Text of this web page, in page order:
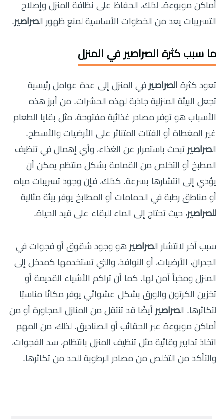
أماكن موبوءة. لذلك، الحفاظ على نظافة المنزل وإصلاح
التسريبات يعد من الخطوات الأساسية لمنع ظهور الصراصير.
ما سبب كثرة الصراصير في المنزل
تعود كثرة الصراصير في المنزل إلى عدة عوامل رئيسية
تجعل البيئة المنزلية جاذبة لهذه الحشرات. من أبرز هذه
الأسباب هو توفر مصادر غذائية مفتوحة، مثل بقايا الطعام
غير المغطاة أو الفتات المتناثر على الأرضيات والأسطح.
الصراصير تبحث باستمرار عن الغذاء، وأي إهمال في تنظيف
المطبخ أو التخلص من القمامة بشكل منتظم يمكن أن
يؤدي إلى انتشارها بسرعة. كذلك، فإن وجود تسريبات مياه
أو مناطق رطبة في الحمامات أو المطابخ يوفر بيئة مثالية
للصراصير، حيث تحتاج إلى الماء للبقاء على قيد الحياة.
سبب آخر لانتشار الصراصير هو وجود شقوق أو فجوات في
الجدران، الأرضيات، أو النوافذ، والتي تستخدمها كمدخل إلى
المنزل ومخبأ آمن لها. كما أن تراكم الأشياء القديمة أو
تخزين الكرتون والورق بشكل عشوائي يوفر مكانًا مناسبًا
لتكاثرها. الصراصير أيضًا قد تنتقل من المنازل المجاورة أو من
أماكن موبوءة عبر الحقائب أو الصناديق. لذلك، من المهم
اتخاذ تدابير وقائية مثل تنظيف المنزل بانتظام، سد الفجوات،
والتأكد من التخلص من مصادر الرطوبة للحد من تكاثرها.